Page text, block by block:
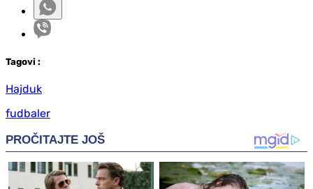
Tagovi :
Hajduk
fudbaler